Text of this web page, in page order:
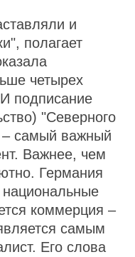
и
полагает
четырех
подписание
"Северного
– самый важный
Важнее, чем
Германия
национальные
коммерция –
самым
Его слова